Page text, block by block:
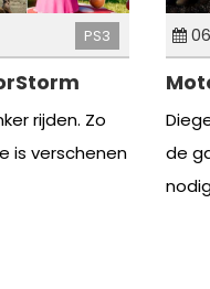
PS3
rijden. Zo
is verschenen
de